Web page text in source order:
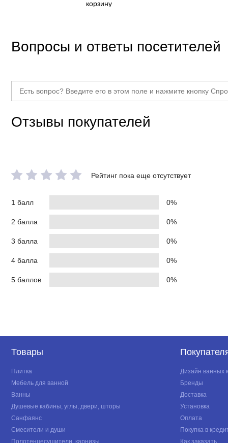
корзину
Вопросы и ответы посетителей
Отзывы покупателей
Рейтинг пока еще отсутствует
1 балл 0%
2 балла 0%
3 балла 0%
4 балла 0%
5 баллов 0%
Товары
Плитка
Мебель для ванной
Ванны
Душевые кабины, углы, двери, шторы
Санфаянс
Смесители и души
Полотенцесушители, карнизы
Дизайн ванных
Бренды
Доставка
Установка
Оплата
Покупка в
Как заказать